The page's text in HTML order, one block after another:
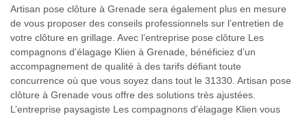
Artisan pose clôture à Grenade sera également plus en mesure
de vous proposer des conseils professionnels sur l’entretien de
votre clôture en grillage. Avec l’entreprise pose clôture Les
compagnons d'élagage Klien à Grenade, bénéficiez d’un
accompagnement de qualité à des tarifs défiant toute
concurrence où que vous soyez dans tout le 31330. Artisan pose
clôture à Grenade vous offre des solutions très ajustées.
L’entreprise paysagiste Les compagnons d'élagage Klien vous